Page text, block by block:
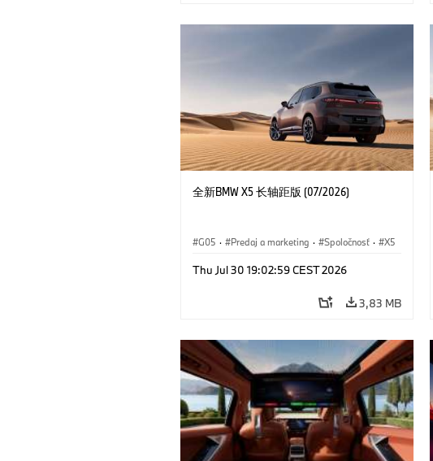
全新BMW X5 长轴距版 (07/2026)
G05 · Predaj a marketing · Spoločnosť · X5
Thu Jul 30 19:02:59 CEST 2026
3,83 MB